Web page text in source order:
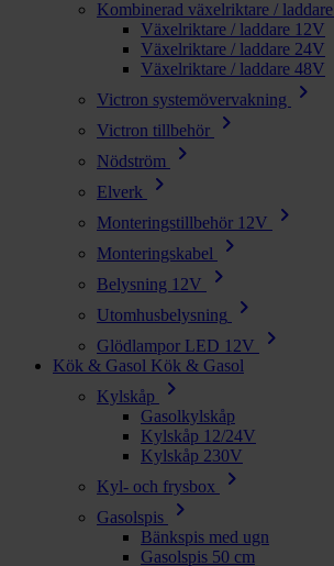
Kombinerad växelriktare / laddare
Växelriktare / laddare 12V
Växelriktare / laddare 24V
Växelriktare / laddare 48V
Victron systemövervakning
chevron_right
Victron tillbehör chevron_right
Nödström chevron_right
Elverk chevron_right
Monteringstillbehör 12V chevron_right
Monteringskabel chevron_right
Belysning 12V chevron_right
Utomhusbelysning chevron_right
Glödlampor LED 12V chevron_right
Kök & Gasol Kök & Gasol
Kylskåp
chevron_right
Gasolkylskåp
Kylskåp 12/24V
Kylskåp 230V
Kyl- och frysbox
chevron_right
Gasolspis chevron_right
Bänkspis med ugn
Gasolspis 50 cm